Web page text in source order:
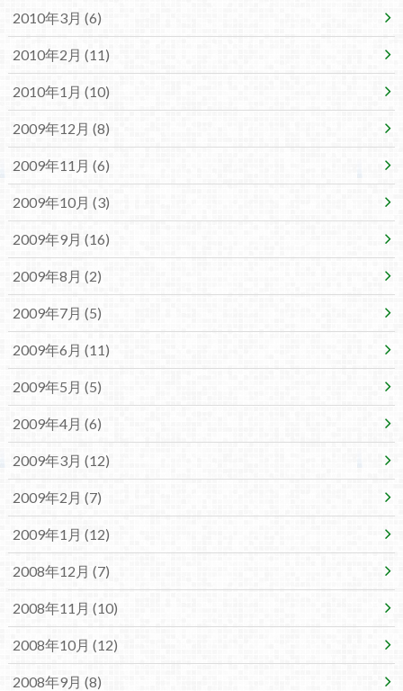
2010年3月 (6)
2010年2月 (11)
2010年1月 (10)
2009年12月 (8)
2009年11月 (6)
2009年10月 (3)
2009年9月 (16)
2009年8月 (2)
2009年7月 (5)
2009年6月 (11)
2009年5月 (5)
2009年4月 (6)
2009年3月 (12)
2009年2月 (7)
2009年1月 (12)
2008年12月 (7)
2008年11月 (10)
2008年10月 (12)
2008年9月 (8)